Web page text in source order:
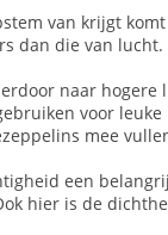
van krijgt
dan die van
naar hogere
voor
mee
een
hier is de